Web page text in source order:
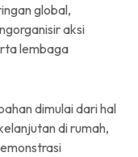
global,
aksi
lembaga
dimulai dari hal
di rumah,